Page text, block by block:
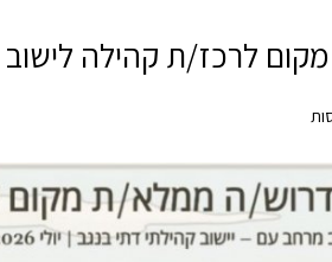
לרכז/ת קהילה